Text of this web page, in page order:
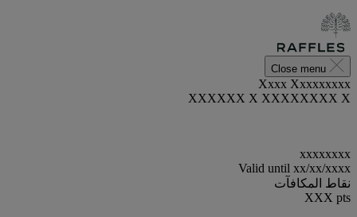
Close menu
Xxxx Xxxxxxxxx
XXXXXX X XXXXXXXX X
xxxxxxxx
Valid until xx/xx/xxxx
نقاط المكافآت
XXX pts